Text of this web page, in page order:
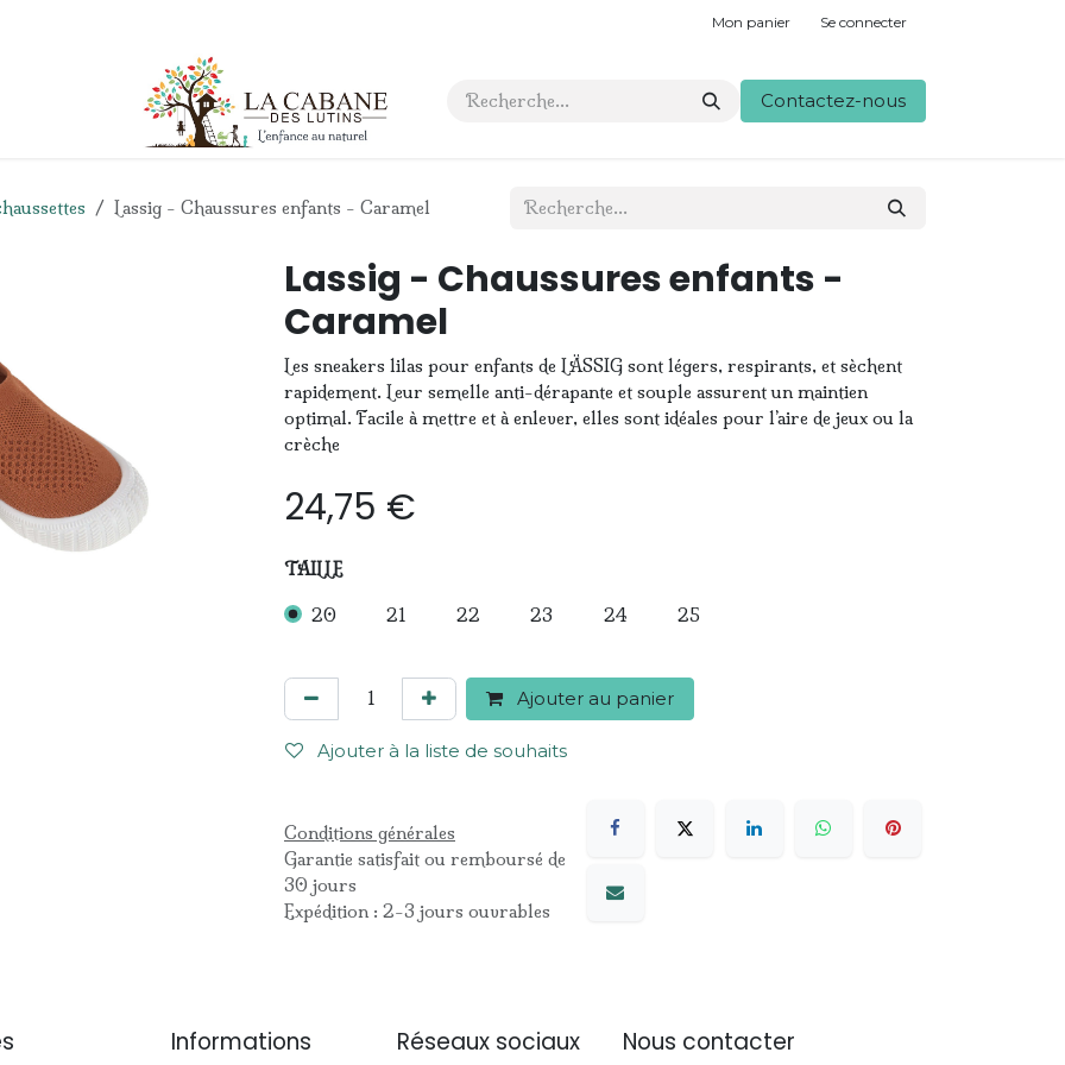
Mon panier Se connecter
Contact Contactez-nous
Lassig - Chaussures enfants - Caramel
Lassig - Chaussures enfants -
Caramel
Les sneakers lilas pour enfants de LÄSSIG sont légers, respirants, et sèchent
rapidement. Leur semelle anti-dérapante et souple assurent un maintien
optimal. Facile à mettre et à enlever, elles sont idéales pour l’aire de jeux ou la
crèche
24,75 €
TAILLE
20 21 22 23 24 25
Ajouter au panier
Ajouter à la liste de souhaits
Conditions générales
Garantie satisfait ou remboursé de
30 jours
Expédition : 2-3 jours ouvrables
Informations Réseaux sociaux Nous contacter